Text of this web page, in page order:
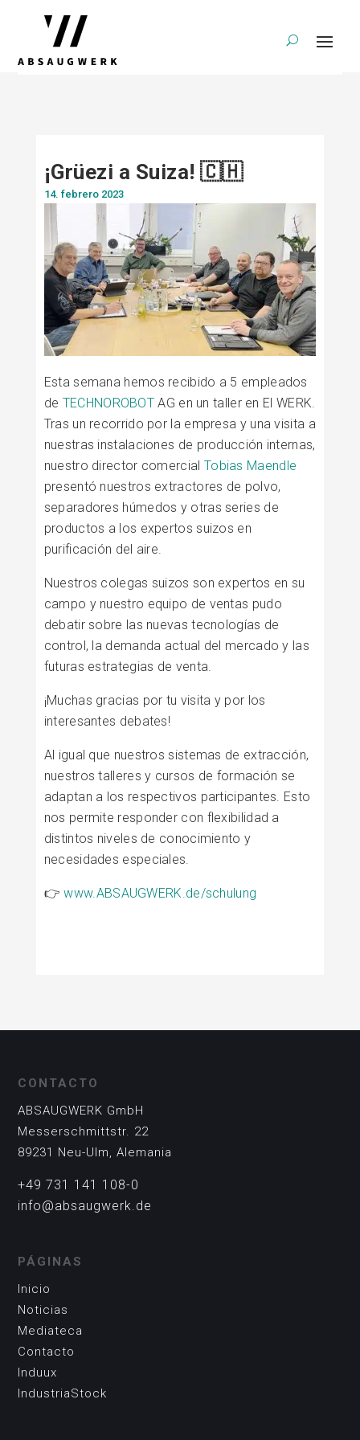
¡Grüezi a Suiza! 🇨🇭
14. febrero 2023
Esta semana hemos recibido a 5 empleados
de TECHNOROBOT AG en un taller en El WERK.
Tras un recorrido por la empresa y una visita a
nuestras instalaciones de producción internas,
nuestro director comercial Tobias Maendle
presentó nuestros extractores de polvo,
separadores húmedos y otras series de
productos a los expertos suizos en
purificación del aire.
Nuestros colegas suizos son expertos en su
campo y nuestro equipo de ventas pudo
debatir sobre las nuevas tecnologías de
control, la demanda actual del mercado y las
futuras estrategias de venta.
¡Muchas gracias por tu visita y por los
interesantes debates!
Al igual que nuestros sistemas de extracción,
nuestros talleres y cursos de formación se
adaptan a los respectivos participantes. Esto
nos permite responder con flexibilidad a
distintos niveles de conocimiento y
necesidades especiales.
👉www.ABSAUGWERK.de/schulung
CONTACTO
ABSAUGWERK GmbH
Messerschmittstr. 22
89231 Neu-Ulm, Alemania
+49 731 141 108-0
info@absaugwerk.de
PÁGINAS
Inicio
Noticias
Mediateca
Contacto
Induux
IndustriaStock